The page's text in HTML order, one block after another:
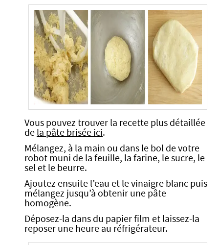
Vous pouvez trouver la recette plus détaillée
de la pâte brisée ici.
Mélangez, à la main ou dans le bol de votre
robot muni de la feuille, la farine, le sucre, le
sel et le beurre.
Ajoutez ensuite l’eau et le vinaigre blanc puis
mélangez jusqu’à obtenir une pâte
homogène.
Déposez-la dans du papier film et laissez-la
reposer une heure au réfrigérateur.